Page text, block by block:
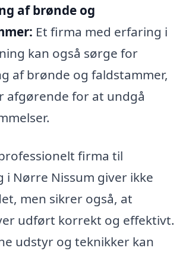
af brønde og
Et firma med erfaring i
kan også sørge for
af brønde og faldstammer,
afgørende for at undgå
firma til
i Nørre Nissum giver ikke
men sikrer også, at
udført korrekt og effektivt.
udstyr og teknikker kan